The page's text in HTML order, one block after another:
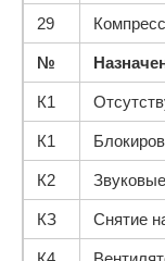
29
№
К1
К1
К2
КЗ Снятие